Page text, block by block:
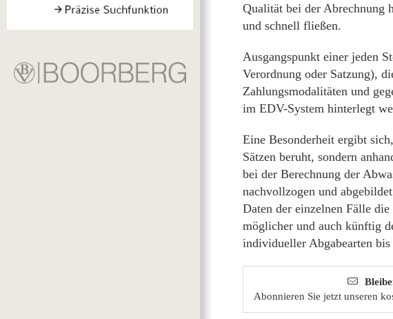
Qualität bei der Abrechnung
und schnell fließen.
Ausgangspunkt einer jeden
Verordnung oder Satzung),
Zahlungsmodalitäten und
im EDV-System hinterlegt
Eine Besonderheit ergibt
Sätzen beruht, sondern
bei der Berechnung der
nachvollzogen und
Daten der einzelnen Fälle
möglicher und auch künftig
individueller Abgabearten
Abonnieren Sie jetzt unseren